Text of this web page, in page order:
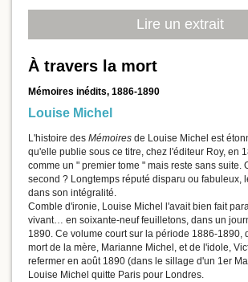
Lire un extrait
À travers la mort
Mémoires inédits, 1886-1890
Louise Michel
L'histoire des Mémoires de Louise Michel est
qu'elle publie sous ce titre, chez l'éditeur Roy, en
comme un " premier tome " mais reste sans suite.
second ? Longtemps réputé disparu ou fabuleux,
dans son intégralité.
Comble d'ironie, Louise Michel l'avait bien fait
vivant… en soixante-neuf feuilletons, dans un
1890. Ce volume court sur la période 1886-1890,
mort de la mère, Marianne Michel, et de l'idole,
refermer en août 1890 (dans le sillage d'un 1er
Louise Michel quitte Paris pour Londres.